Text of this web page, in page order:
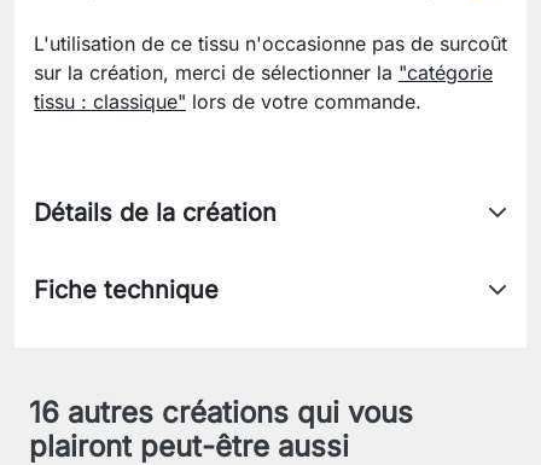
L'utilisation de ce tissu n'occasionne pas de surcoût
sur la création, merci de sélectionner la "catégorie
tissu : classique" lors de votre commande.
Détails de la création
Fiche technique
16 autres créations qui vous
plairont peut-être aussi